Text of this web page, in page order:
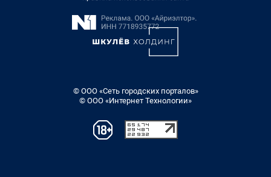
© ООО «Сеть городских порталов»
© ООО «Интернет Технологии»